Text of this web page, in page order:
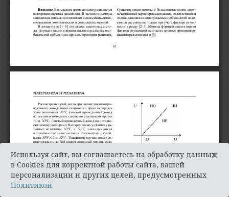
Используя сайт, вы соглашаетесь на обработку данных
в Cookies для корректной работы сайта, вашей
персонализации и других целей, предусмотренных
Политикой
×